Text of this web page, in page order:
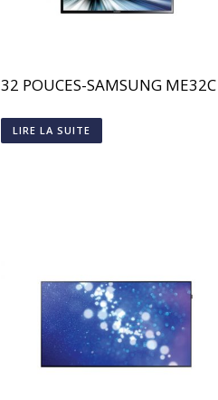
32 POUCES-SAMSUNG ME32C
LIRE LA SUITE